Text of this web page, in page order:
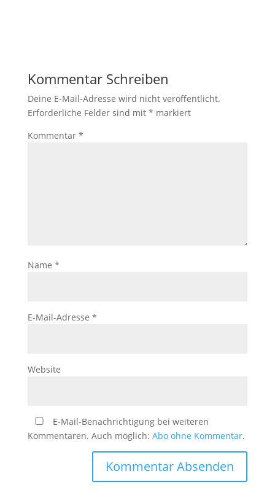
Kommentar Schreiben
Deine E-Mail-Adresse wird nicht veröffentlicht.
Erforderliche Felder sind mit * markiert
Kommentar *
Name *
E-Mail-Adresse *
Website
E-Mail-Benachrichtigung bei weiteren
Kommentaren. Auch möglich: Abo ohne Kommentar.